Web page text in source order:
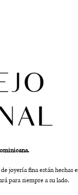
joyería fina están
para siempre a su lado.